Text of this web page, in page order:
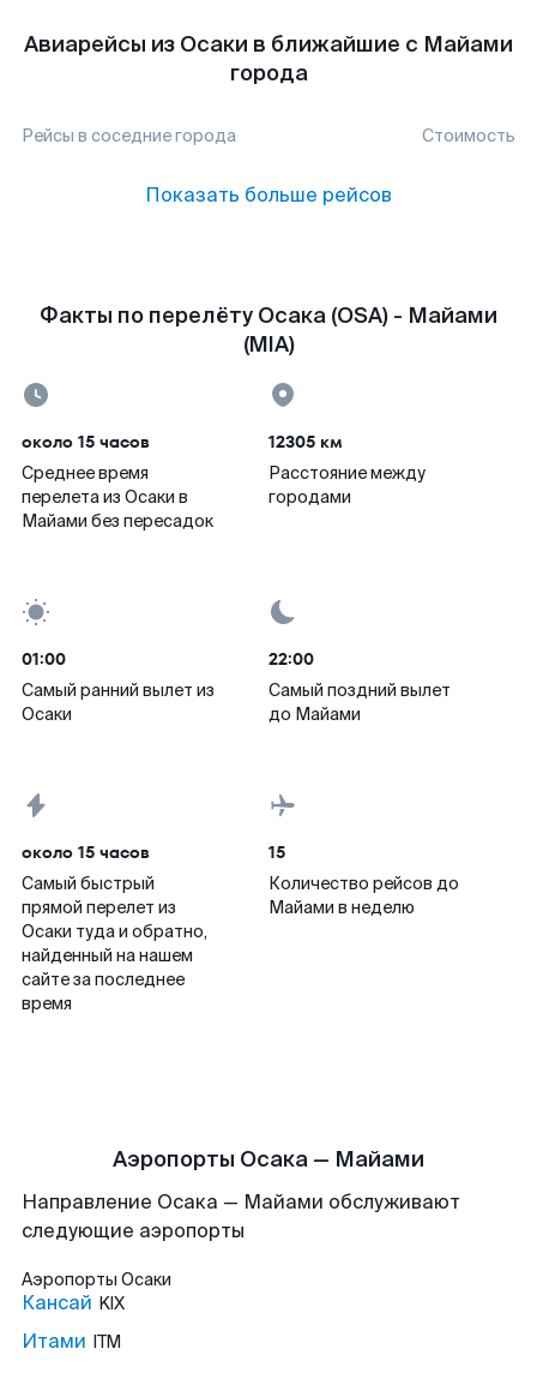
Авиарейсы из Осаки в ближайшие с Майами
города
Рейсы в соседние города Стоимость
Показать больше рейсов
Факты по перелёту Осака (OSA) - Майами
(MIA)
около 15 часов
Среднее время
перелета из Осаки в
Майами без пересадок
12305 км
Расстояние между
городами
01:00
Самый ранний вылет из
Осаки
22:00
Самый поздний вылет
до Майами
около 15 часов
Самый быстрый
прямой перелет из
Осаки туда и обратно,
найденный на нашем
сайте за последнее
время
15
Количество рейсов до
Майами в неделю
Аэропорты Осака — Майами
Направление Осака — Майами обслуживают
следующие аэропорты
Аэропорты Осаки
Кансай KIX
Итами ITM